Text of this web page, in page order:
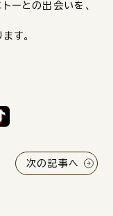
ーとの出会いを、
す。
次の記事へ